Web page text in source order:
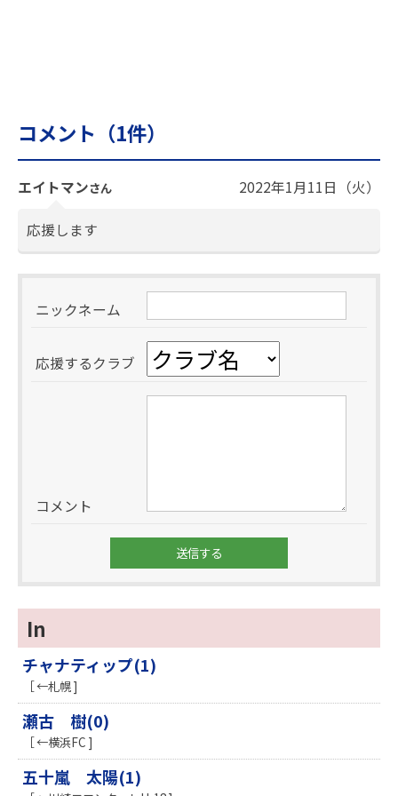
コメント（1件）
エイトマンさん 2022年1月11日（火）
応援します
ニックネーム
応援するクラブ
コメント
In
チャナティップ(1)
［ ←札幌 ]
瀬古 樹(0)
［ ←横浜FC ]
五十嵐 太陽(1)